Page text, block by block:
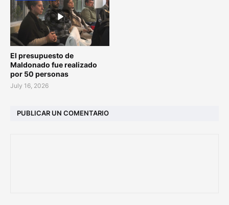
El presupuesto de
Maldonado fue realizado
por 50 personas
July 16, 2026
PUBLICAR UN COMENTARIO